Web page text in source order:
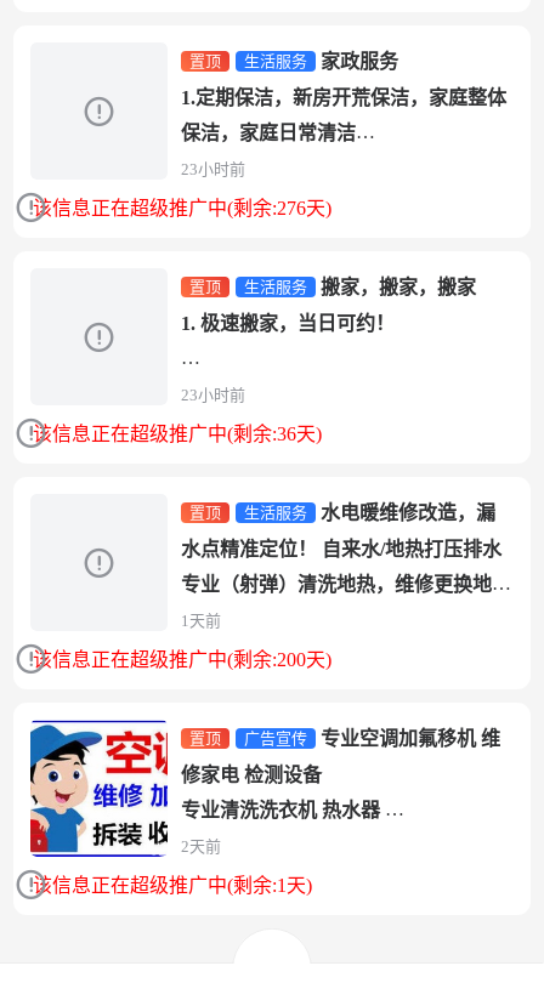
置顶 生活服务
家政服务
1.定期保洁，新房开荒保洁，家庭整体
保洁，家庭日常清洁
2、搬家，小时工、临时工
3、清洗吸烟机，燃气灶，洗衣机，
23小时前
该信息正在超级推广中(剩余:276天)
置顶 生活服务
搬家，搬家，搬家
1. 极速搬家，当日可约！
2. 师傅经验足、车辆齐全，小件大件都
能搬！
3. 准时上门、轻拿轻放，...
23小时前
该信息正在超级推广中(剩余:36天)
置顶 生活服务
水电暖维修改造，漏
水点精准定位！ 自来水/地热打压排水
专业（射弹）清洗地热，维修更换地热
分水器
太阳能维修保养。
1天前
该信息正在超级推广中(剩余:200天)
置顶 广告宣传
专业空调加氟移机 维
修家电 检测设备
专业清洗洗衣机 热水器
专业安装监控 电视 任何家电
用心不负客户！因为专业所以信赖，...
2天前
该信息正在超级推广中(剩余:1天)